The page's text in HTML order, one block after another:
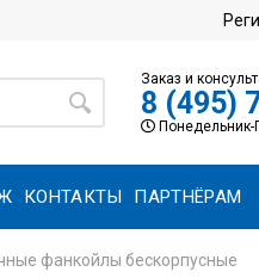
Заказ и
8 (495)
Понедельник-
КОНТАКТЫ ПАРТНЁРАМ
фанкойлы бескорпусные